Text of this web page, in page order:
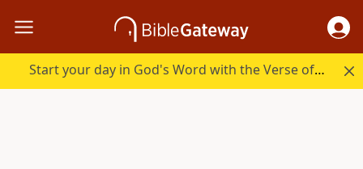
Start your day in God's Word with the Verse of the Day.